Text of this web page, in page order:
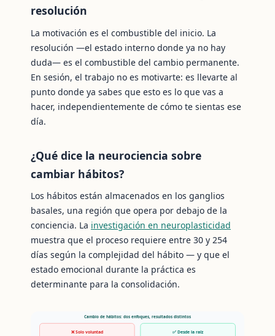
resolución
La motivación es el combustible del inicio. La
resolución —el estado interno donde ya no hay
duda— es el combustible del cambio permanente.
En sesión, el trabajo no es motivarte: es llevarte al
punto donde ya sabes que esto es lo que vas a
hacer, independientemente de cómo te sientas ese
día.
¿Qué dice la neurociencia sobre
cambiar hábitos?
Los hábitos están almacenados en los ganglios
basales, una región que opera por debajo de la
conciencia. La investigación en neuroplasticidad
muestra que el proceso requiere entre 30 y 254
días según la complejidad del hábito — y que el
estado emocional durante la práctica es
determinante para la consolidación.
❌ Solo voluntad ✅ Desde la raíz
Cambio de hábitos: dos enfoques, resultados distintos